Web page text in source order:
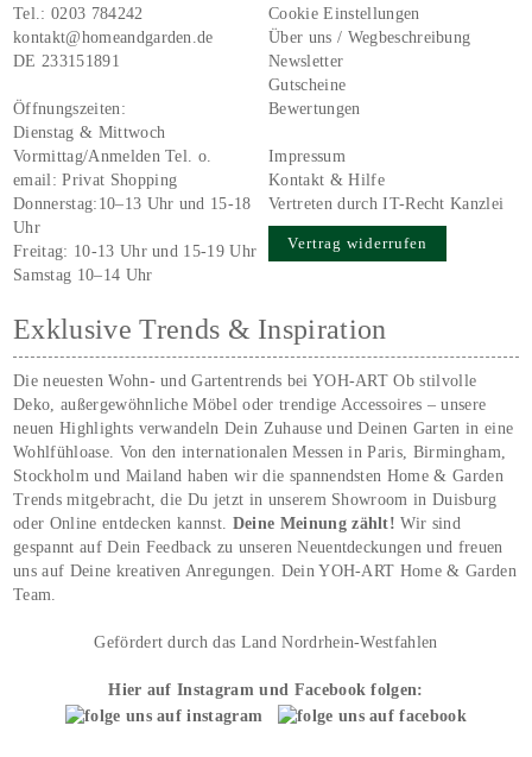
Tel.:0203 784242
kontakt@homeandgarden.de
DE 233151891
Öffnungszeiten:
Dienstag & Mittwoch
Vormittag/Anmelden Tel. o.
email:Privat Shopping
Donnerstag:10–13 Uhr und 15-18
Uhr
Freitag: 10-13 Uhr und 15-19 Uhr
Samstag 10–14 Uhr
Cookie Einstellungen
Über uns / Wegbeschreibung
Newsletter
Gutscheine
Bewertungen
Impressum
Kontakt & Hilfe
Vertreten durch IT-Recht Kanzlei
Vertrag widerrufen
Exklusive Trends & Inspiration
Die neuesten Wohn- und Gartentrends bei YOH‑ART Ob stilvolle
Deko, außergewöhnliche Möbel oder trendige Accessoires – unsere
neuen Highlights verwandeln Dein Zuhause und Deinen Garten in eine
Wohlfühloase. Von den internationalen Messen in Paris, Birmingham,
Stockholm und Mailand haben wir die spannendsten Home & Garden
Trends mitgebracht, die Du jetzt in unserem Showroom in Duisburg
oder Online entdecken kannst. Deine Meinung zählt!Wir sind
gespannt auf Dein Feedback zu unseren Neuentdeckungen und freuen
uns auf Deine kreativen Anregungen. Dein YOH‑ART Home & Garden
Team.
Gefördert durch das Land Nordrhein-Westfahlen
Hier auf Instagram und Facebook folgen: